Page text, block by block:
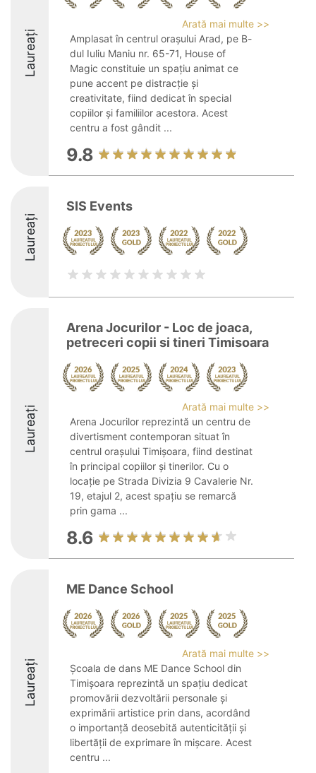
Laureați
Arată mai multe >>
Amplasat în centrul orașului Arad, pe B-
dul Iuliu Maniu nr. 65-71, House of
Magic constituie un spațiu animat ce
pune accent pe distracție și
creativitate, fiind dedicat în special
copiilor și familiilor acestora. Acest
centru a fost gândit ...
9.8
Laureați
SIS Events
Laureați
Arena Jocurilor - Loc de joaca,
petreceri copii si tineri Timisoara
Arată mai multe >>
Arena Jocurilor reprezintă un centru de
divertisment contemporan situat în
centrul orașului Timișoara, fiind destinat
în principal copiilor și tinerilor. Cu o
locație pe Strada Divizia 9 Cavalerie Nr.
19, etajul 2, acest spațiu se remarcă
prin gama ...
8.6
Laureați
ME Dance School
Arată mai multe >>
Şcoala de dans ME Dance School din
Timişoara reprezintă un spaţiu dedicat
promovării dezvoltării personale şi
exprimării artistice prin dans, acordând
o importanţă deosebită autenticităţii şi
libertăţii de exprimare în mişcare. Acest
centru ...